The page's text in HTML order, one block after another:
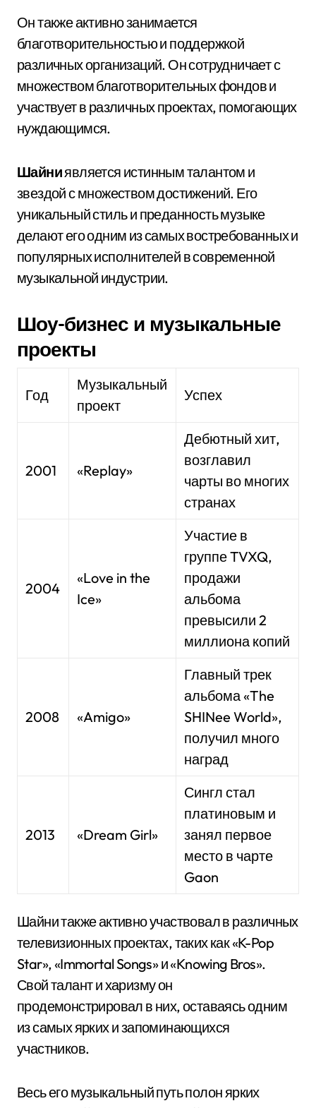
Он также активно занимается
благотворительностью и поддержкой
различных организаций. Он сотрудничает с
множеством благотворительных фондов и
участвует в различных проектах, помогающих
нуждающимся.
Шайниявляется истинным талантом и
звездой с множеством достижений. Его
уникальный стиль и преданность музыке
делают его одним из самых востребованных и
популярных исполнителей в современной
музыкальной индустрии.
Шоу-бизнес и музыкальные
проекты
Год
Музыкальный
проект
Успех
2001 «Replay»
Дебютный хит,
возглавил
чарты во многих
странах
2004
«Love in the
Ice»
Участие в
группе TVXQ,
продажи
альбома
превысили 2
миллиона копий
2008 «Amigo»
Главный трек
альбома «The
SHINee World»,
получил много
наград
2013 «Dream Girl»
Сингл стал
платиновым и
занял первое
место в чарте
Gaon
Шайни также активно участвовал в различных
телевизионных проектах, таких как «K-Pop
Star», «Immortal Songs» и «Knowing Bros».
Свой талант и харизму он
продемонстрировал в них, оставаясь одним
из самых ярких и запоминающихся
участников.
Весь его музыкальный путь полон ярких